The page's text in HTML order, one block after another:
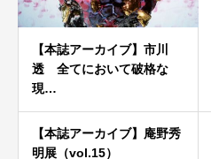
【本誌アーカイブ】市川
透 全てにおいて破格な
現…
【本誌アーカイブ】庵野秀
明展（vol.15）